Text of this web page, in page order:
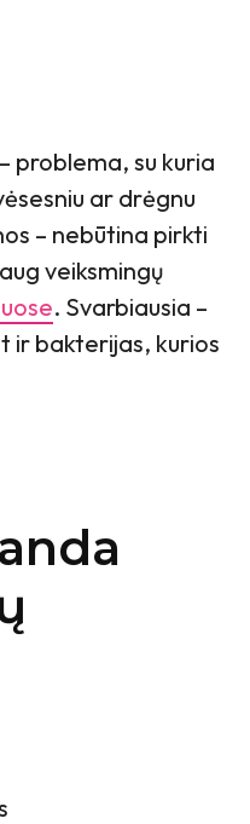
– problema, su kuria
ar drėgnu
– nebūtina pirkti
veiksmingų
. Svarbiausia –
ir bakterijas, kurios